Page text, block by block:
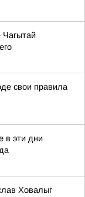
Чагытай
свои правила
в эти дни
Ховалыг